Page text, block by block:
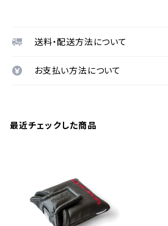
送料・配送方法について
お支払い方法について
最近チェックした商品